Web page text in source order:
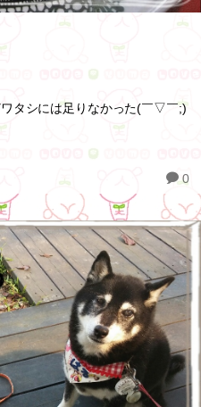
タシには足りなかった(￣▽￣;)
0